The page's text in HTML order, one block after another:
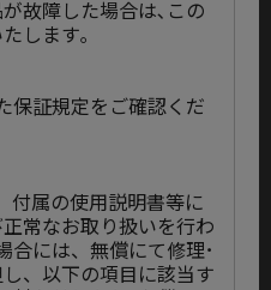
故障した場合は､この
します｡
保証規定をご確認くだ
付属の使用説明書等に
常なお取り扱いを行わ
合には、無償にて修理･
、以下の項目に該当す